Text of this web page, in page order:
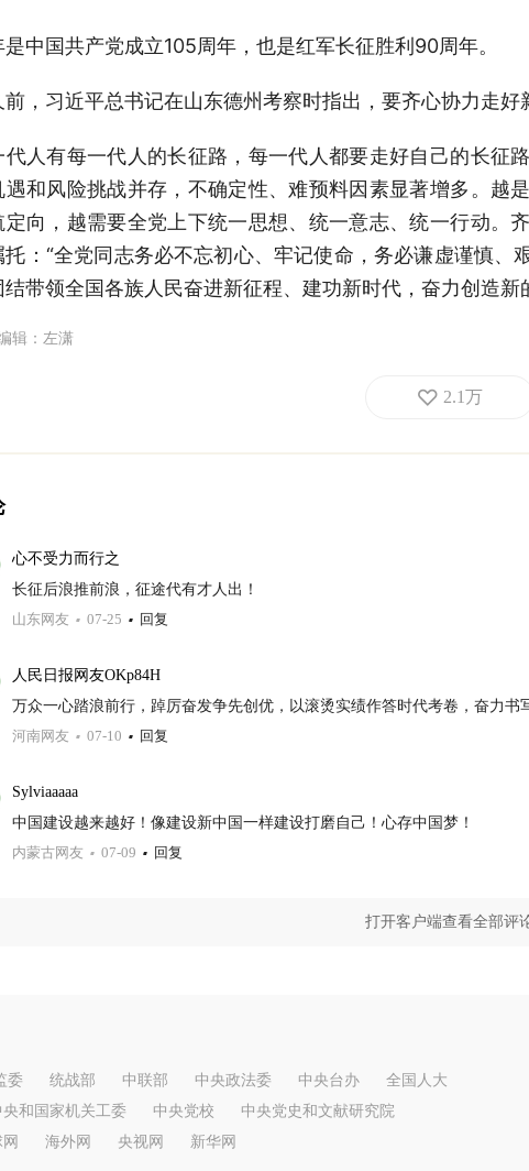
是中国共产党成立105周年，也是红军长征胜利90周年。
前，习近平总书记在山东德州考察时指出，要齐心协力走好
代人有每一代人的长征路，每一代人都要走好自己的长征
遇和风险挑战并存，不确定性、难预料因素显著增多。越
定向，越需要全党上下统一思想、统一意志、统一行动。
托：“全党同志务必不忘初心、牢记使命，务必谦虚谨慎
结带领全国各族人民奋进新征程、建功新时代，奋力创造新
辑： 左潇
2.1万
心不受力而行之
长征后浪推前浪，征途代有才人出！
山东网友
07-25 回复
人民日报网友OKp84H
万众一心踏浪前行，踔厉奋发争先创优，以滚烫实绩作答时代考卷，奋力书
河南网友
07-10 回复
Sylviaaaaa
中国建设越来越好！像建设新中国一样建设打磨自己！心存中国梦！
内蒙古网友
07-09 回复
打开客户端查看全部评
委 统战部 中联部 中央政法委 中央台办
全国人大
央和国家机关工委 中央党校
中央党史和文献研究院
海外网 央视网 新华网